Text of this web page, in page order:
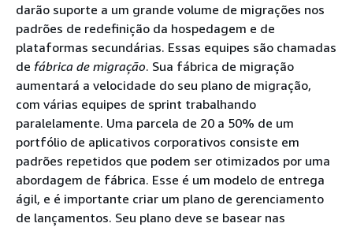
darão suporte a um grande volume de migrações nos
padrões de redefinição da hospedagem e de
plataformas secundárias. Essas equipes são chamadas
de fábrica de migração. Sua fábrica de migração
aumentará a velocidade do seu plano de migração,
com várias equipes de sprint trabalhando
paralelamente. Uma parcela de 20 a 50% de um
portfólio de aplicativos corporativos consiste em
padrões repetidos que podem ser otimizados por uma
abordagem de fábrica. Esse é um modelo de entrega
ágil, e é importante criar um plano de gerenciamento
de lançamentos. Seu plano deve se basear nas